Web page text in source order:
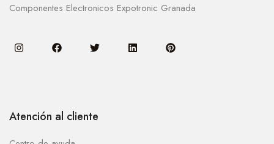
Componentes Electronicos Expotronic Granada
Atención al cliente